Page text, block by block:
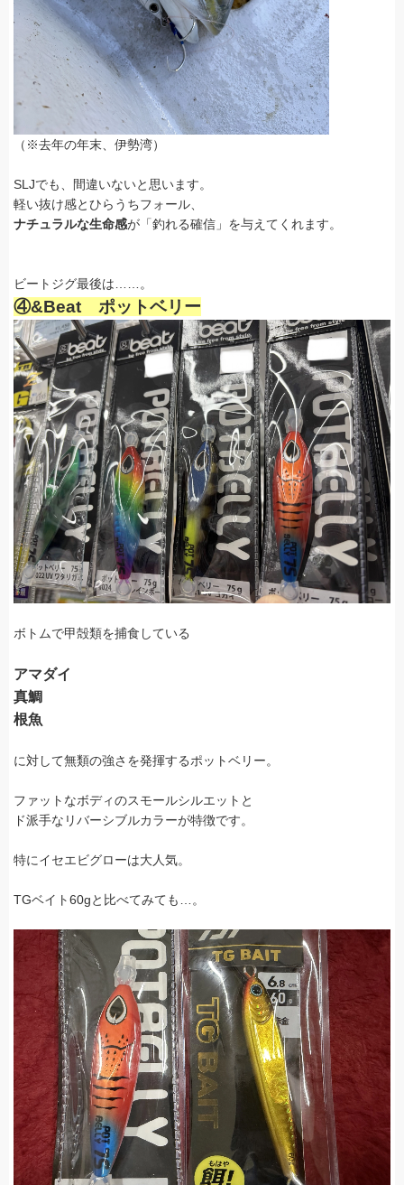
（※去年の年末、伊勢湾）
SLJでも、間違いないと思います。
軽い抜け感とひらうちフォール、
ナチュラルな生命感が「釣れる確信」を与えてくれます。
ビートジグ最後は……。
④&Beat ポットベリー
ボトムで甲殻類を捕食している
アマダイ
真鯛
根魚
に対して無類の強さを発揮するポットベリー。
ファットなボディのスモールシルエットと
ド派手なリバーシブルカラーが特徴です。
特にイセエビグローは大人気。
TGベイト60gと比べてみても…。